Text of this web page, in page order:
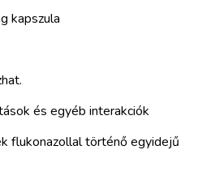
kapszula
és egyéb interakciók
flukonazollal történő egyidejű